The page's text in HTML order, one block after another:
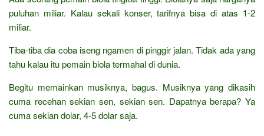
puluhan miliar. Kalau sekali konser, tarifnya bisa di atas 1-2
miliar.
Tiba-tiba dia coba iseng ngamen di pinggir jalan. Tidak ada yang
tahu kalau itu pemain biola termahal di dunia.
Begitu memainkan musiknya, bagus. Musiknya yang dikasih
cuma recehan sekian sen, sekian sen. Dapatnya berapa? Ya
cuma sekian dolar, 4-5 dolar saja.